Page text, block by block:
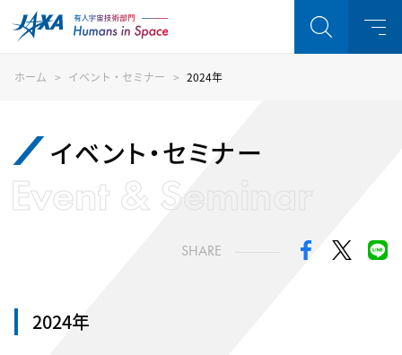
ホーム イベント・セミナー 2024年
イベント・セミナー
Event & Seminar
SHARE
2024年